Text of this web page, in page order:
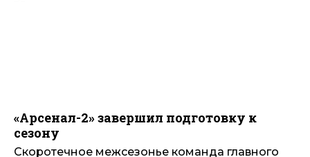
«Арсенал-2» завершил подготовку к
сезону
Скоротечное межсезонье команда главного